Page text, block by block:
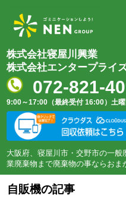
株式会社寝屋川興業
株式会社エンタープライ
072-821-
9:00～17:00（最終受付 16:00） 土
大阪府、寝屋川市・交野市の一
業廃棄物まで廃棄物の事ならおま
自販機の記事